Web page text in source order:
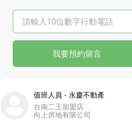
我要預約留言
值班人員 - 永慶不動產
台南二王加盟店
向上房地有限公司